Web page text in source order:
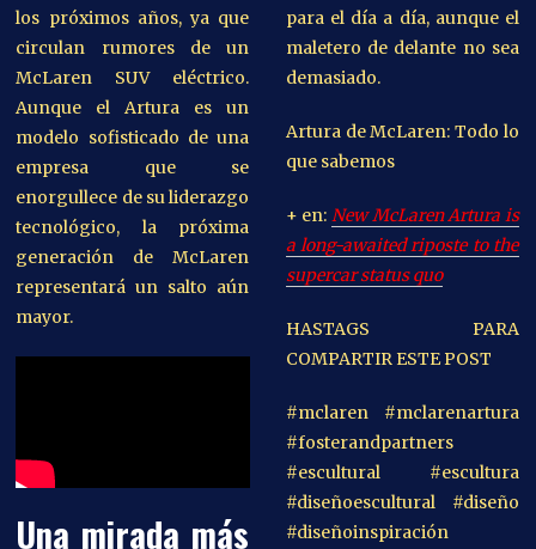
los próximos años, ya que
circulan rumores de un
McLaren SUV eléctrico.
Aunque el Artura es un
modelo sofisticado de una
empresa que se
enorgullece de su liderazgo
tecnológico, la próxima
generación de McLaren
representará un salto aún
mayor.
Una mirada más
para el día a día, aunque el
maletero de delante no sea
demasiado.
Artura de McLaren: Todo lo
que sabemos
+ en: New McLaren Artura is
a long-awaited riposte to the
supercar status quo
HASTAGS PARA
COMPARTIR ESTE POST
#mclaren #mclarenartura
#fosterandpartners
#escultural #escultura
#diseñoescultural #diseño
#diseñoinspiración